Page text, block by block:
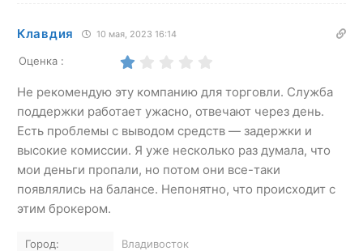
Клавдия 10 мая, 2023 16:14
Оценка :
Не рекомендую эту компанию для торговли. Служба
поддержки работает ужасно, отвечают через день.
Есть проблемы с выводом средств — задержки и
высокие комиссии. Я уже несколько раз думала, что
мои деньги пропали, но потом они все-таки
появлялись на балансе. Непонятно, что происходит с
этим брокером.
Город: Владивосток